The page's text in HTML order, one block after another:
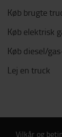
Køb brugte
Køb elektrisk
Køb diesel/
Lej en truck
Vilkår og